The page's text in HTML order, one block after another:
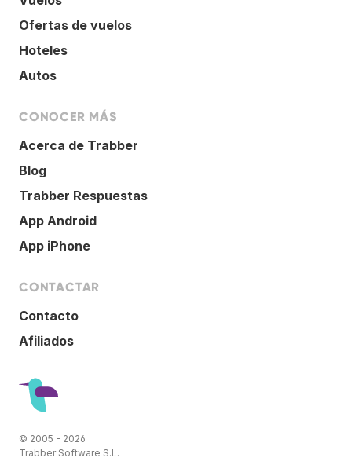
Ofertas de vuelos
Hoteles
Autos
CONOCER MÁS
Acerca de Trabber
Blog
Trabber Respuestas
App Android
App iPhone
CONTACTAR
Contacto
Afiliados
© 2005 - 2026
Trabber Software S.L.